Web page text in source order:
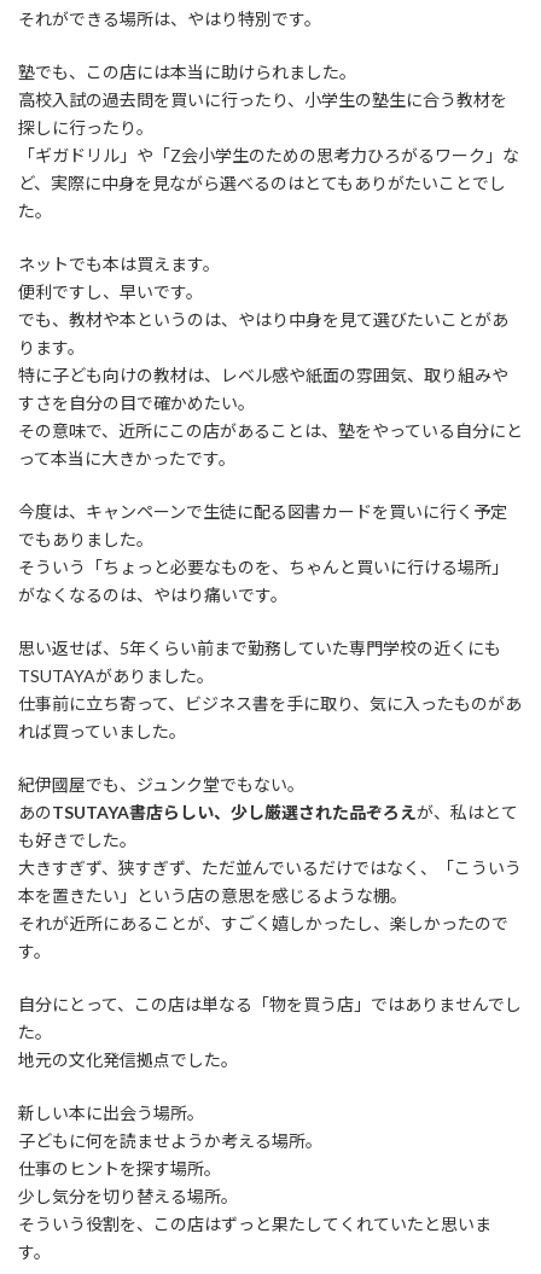
それができる場所は、やはり特別です。
塾でも、この店には本当に助けられました。
高校入試の過去問を買いに行ったり、小学生の塾生に合う教材を
探しに行ったり。
「ギガドリル」や「Z会小学生のための思考力ひろがるワーク」な
ど、実際に中身を見ながら選べるのはとてもありがたいことでし
た。
ネットでも本は買えます。
便利ですし、早いです。
でも、教材や本というのは、やはり中身を見て選びたいことがあ
ります。
特に子ども向けの教材は、レベル感や紙面の雰囲気、取り組みや
すさを自分の目で確かめたい。
その意味で、近所にこの店があることは、塾をやっている自分にと
って本当に大きかったです。
今度は、キャンペーンで生徒に配る図書カードを買いに行く予定
でもありました。
そういう「ちょっと必要なものを、ちゃんと買いに行ける場所」
がなくなるのは、やはり痛いです。
思い返せば、5年くらい前まで勤務していた専門学校の近くにも
TSUTAYAがありました。
仕事前に立ち寄って、ビジネス書を手に取り、気に入ったものがあ
れば買っていました。
紀伊國屋でも、ジュンク堂でもない。
あのTSUTAYA書店らしい、少し厳選された品ぞろえが、私はとて
も好きでした。
大きすぎず、狭すぎず、ただ並んでいるだけではなく、「こういう
本を置きたい」という店の意思を感じるような棚。
それが近所にあることが、すごく嬉しかったし、楽しかったので
す。
自分にとって、この店は単なる「物を買う店」ではありませんでし
た。
地元の文化発信拠点でした。
新しい本に出会う場所。
子どもに何を読ませようか考える場所。
仕事のヒントを探す場所。
少し気分を切り替える場所。
そういう役割を、この店はずっと果たしてくれていたと思いま
す。